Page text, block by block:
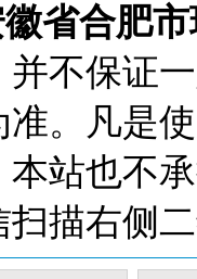
省合肥
不保证
准。凡是
站也不
描右侧